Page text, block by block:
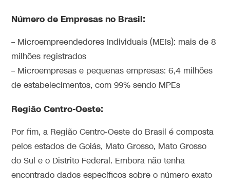
Número de Empresas no Brasil:
– Microempreendedores Individuais (MEIs): mais de 8
milhões registrados
– Microempresas e pequenas empresas: 6,4 milhões
de estabelecimentos, com 99% sendo MPEs
Região Centro-Oeste:
Por fim, a Região Centro-Oeste do Brasil é composta
pelos estados de Goiás, Mato Grosso, Mato Grosso
do Sul e o Distrito Federal. Embora não tenha
encontrado dados específicos sobre o número exato